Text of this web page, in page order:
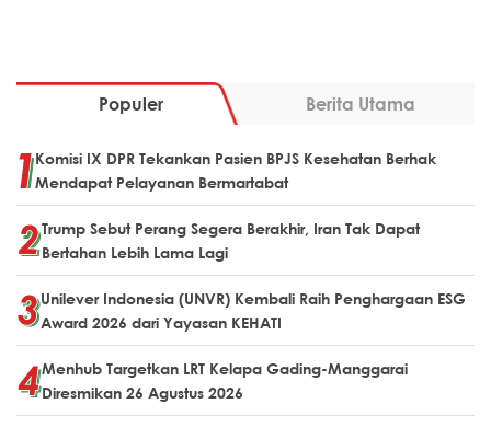
Populer Berita Utama
Komisi IX DPR Tekankan Pasien BPJS Kesehatan Berhak
Mendapat Pelayanan Bermartabat
Trump Sebut Perang Segera Berakhir, Iran Tak Dapat
Bertahan Lebih Lama Lagi
Unilever Indonesia (UNVR) Kembali Raih Penghargaan ESG
Award 2026 dari Yayasan KEHATI
Menhub Targetkan LRT Kelapa Gading-Manggarai
Diresmikan 26 Agustus 2026